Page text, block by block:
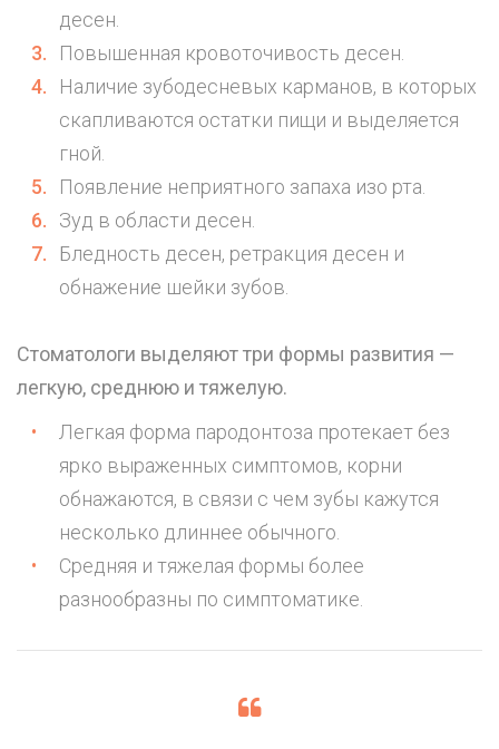
десен.
Повышенная кровоточивость десен.
Наличие зубодесневых карманов, в которых
скапливаются остатки пищи и выделяется
гной.
Появление неприятного запаха изо рта.
Зуд в области десен.
Бледность десен, ретракция десен и
обнажение шейки зубов.
Стоматологи выделяют три формы развития —
легкую, среднюю и тяжелую.
Легкая форма пародонтоза протекает без
ярко выраженных симптомов, корни
обнажаются, в связи с чем зубы кажутся
несколько длиннее обычного.
Средняя и тяжелая формы более
разнообразны по симптоматике.